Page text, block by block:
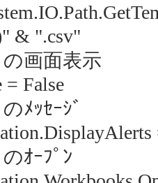
& ".csv"
画面表示
False
ﾒｯｾｰｼﾞ
ｵｰﾌﾟﾝ